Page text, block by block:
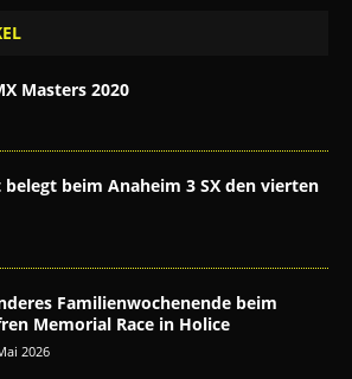
Masters 2020
beim Anaheim 3 SX den vierten
Familienwochenende beim
Memorial Race in Holice
2026